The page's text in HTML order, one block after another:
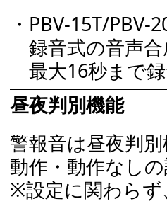
・PBV-15T/PBV-
録音式の音声
最大16秒まで
昼夜判別機能
警報音は昼夜判
動作・動作なし
※設定に関わらず